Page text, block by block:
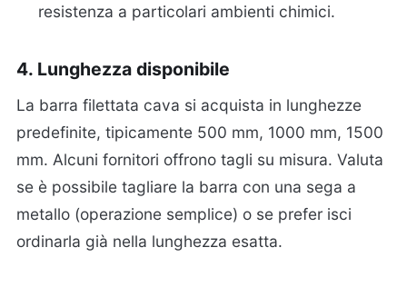
resistenza a particolari ambienti chimici.
4. Lunghezza disponibile
La barra filettata cava si acquista in lunghezze
predefinite, tipicamente 500 mm, 1000 mm, 1500
mm. Alcuni fornitori offrono tagli su misura. Valuta
se è possibile tagliare la barra con una sega a
metallo (operazione semplice) o se prefer isci
ordinarla già nella lunghezza esatta.